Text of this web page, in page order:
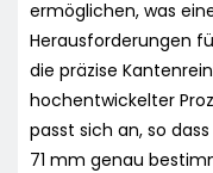
ermöglichen, was
Herausforderungen
die präzise
hochentwickelter
passt sich an, so
71 mm genau